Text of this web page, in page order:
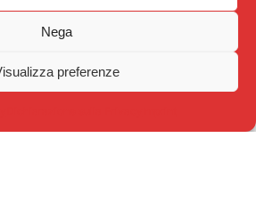
Nega
preferenze
IL COMUNE DI CAVA
VIA L. MANARA, 7.